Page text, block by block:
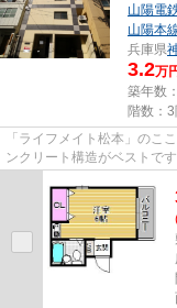
山陽電
山陽本
兵庫県
3.2万
築年数
階数：3
「ライフメイト松本」のこ
ンクリート構造がベストで